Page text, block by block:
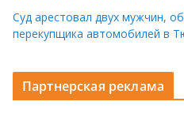
Суд арестовал двух мужчин,
перекупщика автомобилей в
Партнерская реклама